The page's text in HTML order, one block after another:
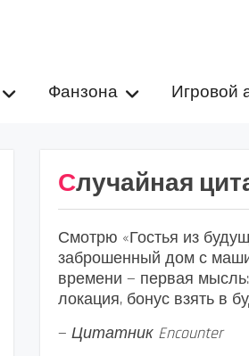
Фанзона Игровой
Случайная
Смотрю «Гостья из
заброшенный дом с
времени — первая
локация, бонус взять в
— Цитатник Encounter